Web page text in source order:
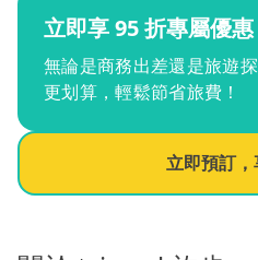
立即享 95 折專屬優惠
無論是商務出差還是旅遊
更划算，輕鬆節省旅費！
立即預訂